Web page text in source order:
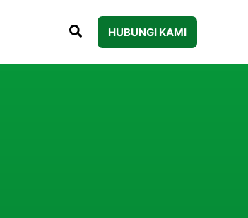
HUBUNGI KAMI